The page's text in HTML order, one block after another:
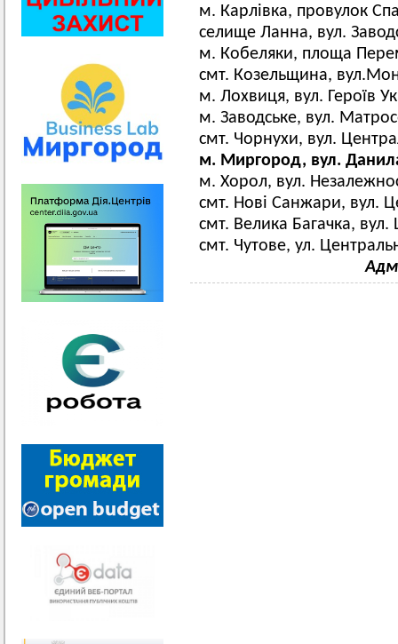
м. Карлівка, провулок
селище Ланна, вул.
м. Кобеляки, площа
смт. Козельщина,
м. Лохвиця, вул. Героїв
м. Заводське, вул.
смт. Чорнухи, вул.
м. Миргород, вул.
м. Хорол, вул.
смт. Нові Санжари, вул.
смт. Велика Багачка,
смт. Чутове, ул.